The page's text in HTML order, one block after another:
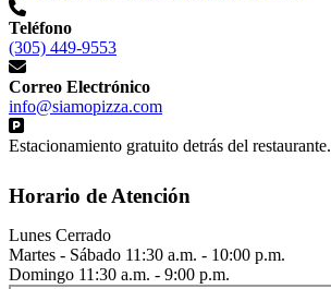
Teléfono
(305) 449-9553
Correo Electrónico
info@siamopizza.com
Estacionamiento gratuito detrás del restaurante.
Horario de Atención
Lunes Cerrado
Martes - Sábado 11:30 a.m. - 10:00 p.m.
Domingo 11:30 a.m. - 9:00 p.m.